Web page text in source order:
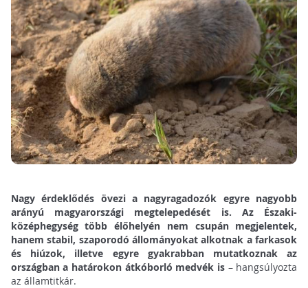
Nagy érdeklődés övezi a nagyragadozók egyre nagyobb
arányú magyarországi megtelepedését is. Az Északi-
középhegység több élőhelyén nem csupán megjelentek,
hanem stabil, szaporodó állományokat alkotnak a farkasok
és hiúzok, illetve egyre gyakrabban mutatkoznak az
országban a határokon átkóborló medvék is– hangsúlyozta
az államtitkár.